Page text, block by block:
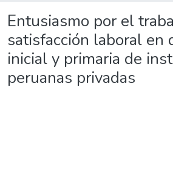
Entusiasmo por el
satisfacción laboral en
inicial y primaria de
peruanas privadas